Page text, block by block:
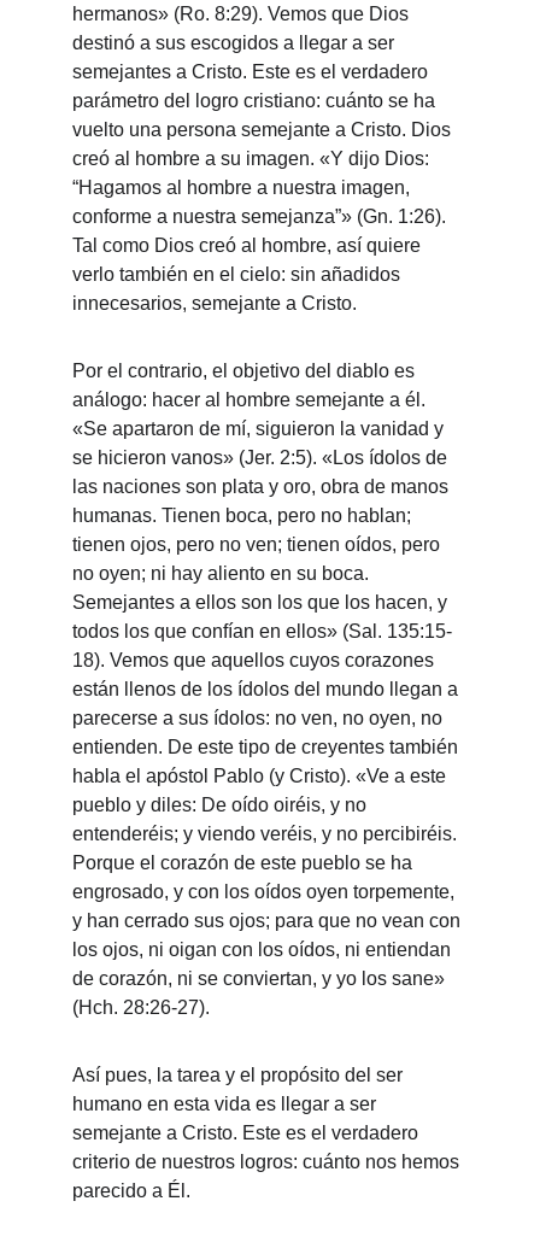
hermanos» (Ro. 8:29). Vemos que Dios
destinó a sus escogidos a llegar a ser
semejantes a Cristo. Este es el verdadero
parámetro del logro cristiano: cuánto se ha
vuelto una persona semejante a Cristo. Dios
creó al hombre a su imagen. «Y dijo Dios:
“Hagamos al hombre a nuestra imagen,
conforme a nuestra semejanza”» (Gn. 1:26).
Tal como Dios creó al hombre, así quiere
verlo también en el cielo: sin añadidos
innecesarios, semejante a Cristo.
Por el contrario, el objetivo del diablo es
análogo: hacer al hombre semejante a él.
«Se apartaron de mí, siguieron la vanidad y
se hicieron vanos» (Jer. 2:5). «Los ídolos de
las naciones son plata y oro, obra de manos
humanas. Tienen boca, pero no hablan;
tienen ojos, pero no ven; tienen oídos, pero
no oyen; ni hay aliento en su boca.
Semejantes a ellos son los que los hacen, y
todos los que confían en ellos» (Sal. 135:15-
18). Vemos que aquellos cuyos corazones
están llenos de los ídolos del mundo llegan a
parecerse a sus ídolos: no ven, no oyen, no
entienden. De este tipo de creyentes también
habla el apóstol Pablo (y Cristo). «Ve a este
pueblo y diles: De oído oiréis, y no
entenderéis; y viendo veréis, y no percibiréis.
Porque el corazón de este pueblo se ha
engrosado, y con los oídos oyen torpemente,
y han cerrado sus ojos; para que no vean con
los ojos, ni oigan con los oídos, ni entiendan
de corazón, ni se conviertan, y yo los sane»
(Hch. 28:26-27).
Así pues, la tarea y el propósito del ser
humano en esta vida es llegar a ser
semejante a Cristo. Este es el verdadero
criterio de nuestros logros: cuánto nos hemos
parecido a Él.